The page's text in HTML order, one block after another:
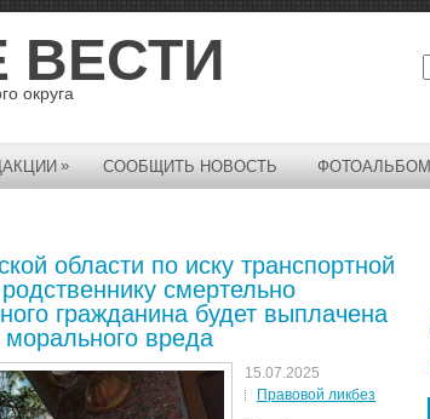
ВЕСТИ
округа
» СООБЩИТЬ НОВОСТЬ ФОТОАЛЬБОМ
области по иску транспортной
смертельно
гражданина будет выплачена
вреда
15.07.2025
Правовой ликбез